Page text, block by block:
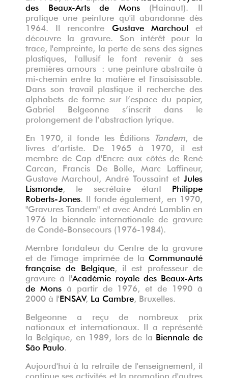
des Beaux-Arts de Mons (Hainaut). Il
pratique une peinture qu'il abandonne dès
1964. Il rencontre Gustave Marchoul et
découvre la gravure. Son intérêt pour la
trace, l'empreinte, la perte de sens des signes
plastiques, l'allusif le font revenir à ses
premières amours : une peinture abstraite à
mi-chemin entre la matière et l'insaisissable.
Dans son travail plastique il recherche des
alphabets de forme sur l’espace du papier,
Gabriel Belgeonne s’inscrit dans le
prolongement de l’abstraction lyrique.
En 1970, il fonde les Éditions Tandem , de
livres d’artiste. De 1965 à 1970, il est
membre de Cap d'Encre aux côtés de René
Carcan, Francis De Bolle, Marc Laffineur,
Gustave Marchoul, André Toussaint et Jules
Lismonde , le secrétaire étant Philippe
Roberts-Jones . Il fonde également, en 1970,
"Gravures Tandem" et avec André Lamblin en
1976 la biennale internationale de gravure
de Condé-Bonsecours (1976-1984).
Membre fondateur du Centre de la gravure
et de l'image imprimée de la Communauté
française de Belgique, il est professeur de
gravure à l' Académie royale des Beaux-Arts
de Mons à partir de 1976, et de 1990 à
2000 à l' ENSAV, La Cambre , Bruxelles.
Belgeonne a reçu de nombreux prix
nationaux et internationaux. Il a représenté
la Belgique, en 1989, lors de la Biennale de
São Paulo
Aujourd'hui à la retraite de l'enseignement, il
continue ses activités et la promotion d'autres